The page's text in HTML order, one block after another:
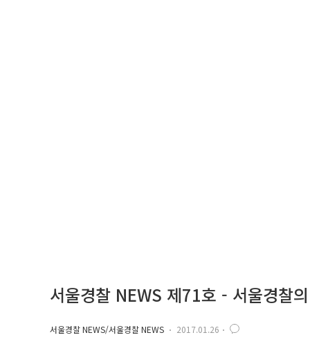
서울경찰 NEWS 제71호 - 서울경찰
서울경찰 NEWS/서울경찰 NEWS 2017.01.26